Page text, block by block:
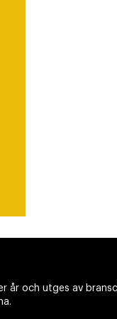
år och utges av